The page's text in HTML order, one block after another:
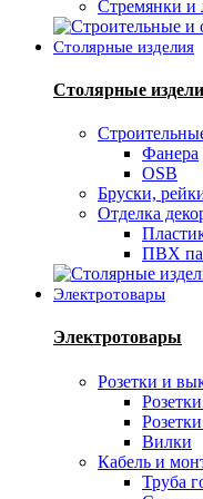
Стремянки и
Столярные изделия
Столярные
Фанера
OSB
Бруски,
Отделка
ПВХ
Электротовары
Электротовары
Розетки и
Вилки
Кабель и
Труба